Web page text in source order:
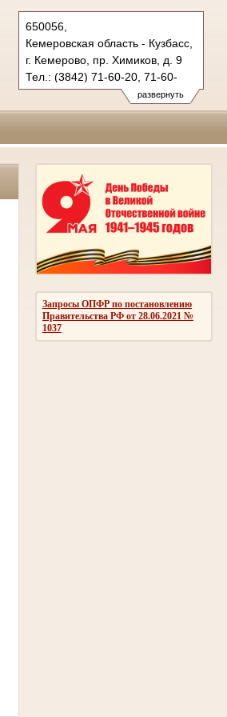
развернуть
650056,
Кемеровская область - Кузбасс,
г. Кемерово, пр. Химиков, д. 9
Тел.: (3842) 71-60-20, 71-60-
22 (т/ф.)
oblsud.kmr@sudrf.ru
Запросы ОПФР по постановлению
Правительства РФ от 28.06.2021 №
1037